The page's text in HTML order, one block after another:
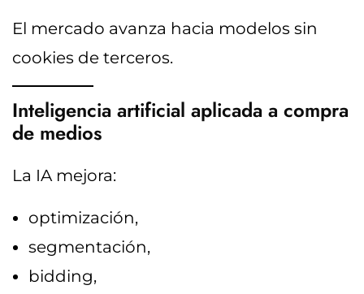
El mercado avanza hacia modelos sin
cookies de terceros.
Inteligencia artificial aplicada a compra
de medios
La IA mejora:
optimización,
segmentación,
bidding,